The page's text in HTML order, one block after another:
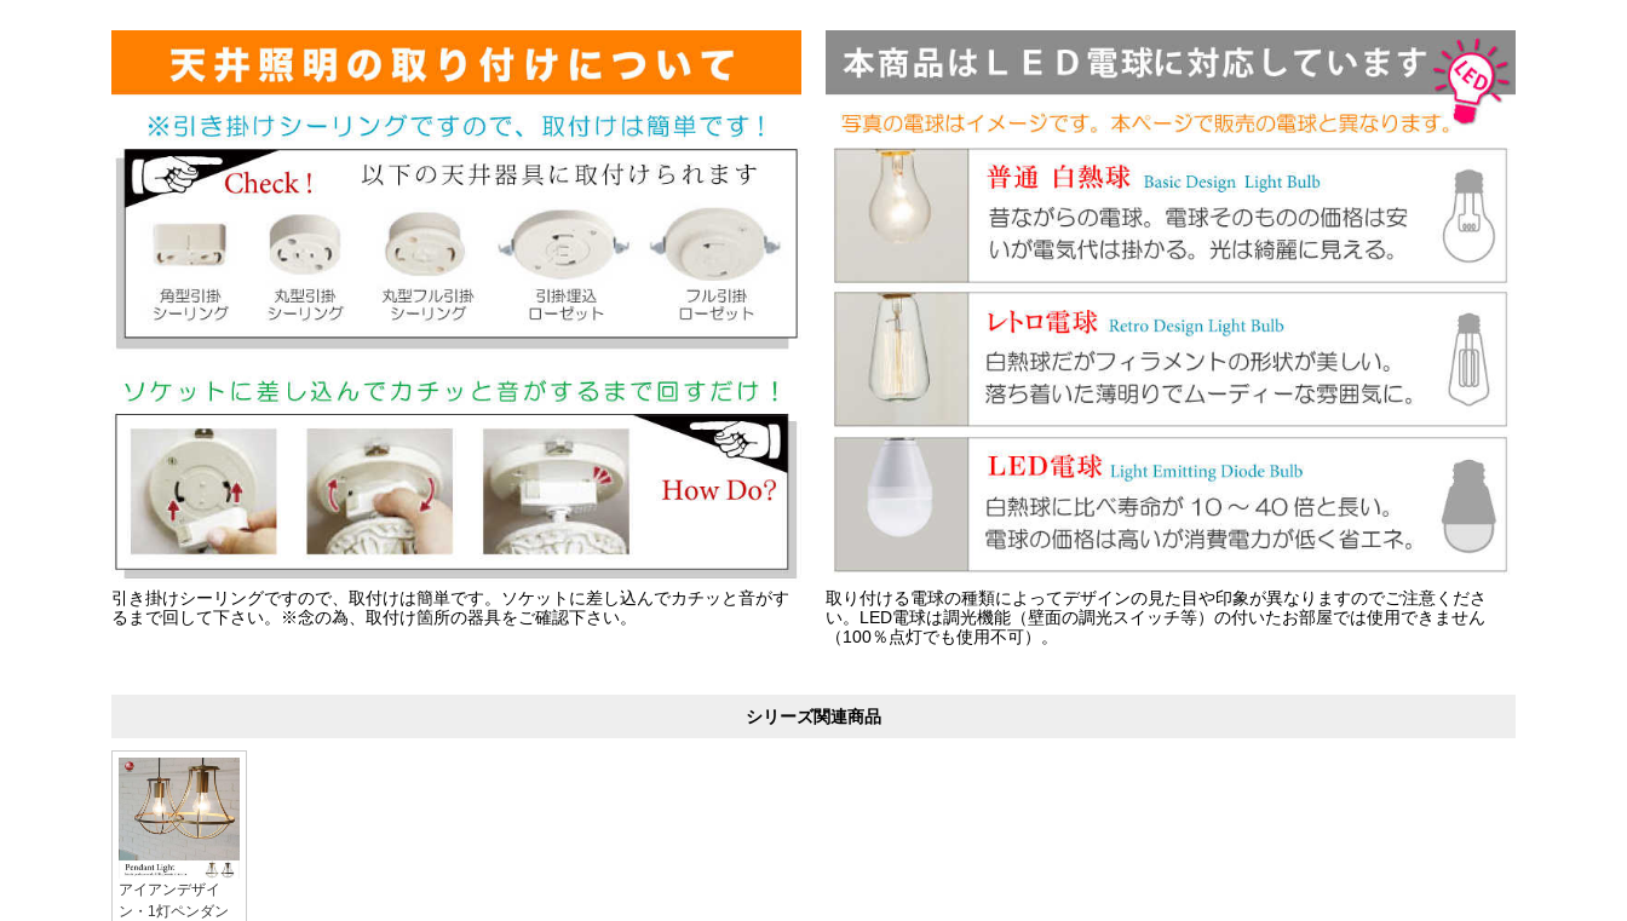
引き掛けシーリングですので、取付けは簡単です。ソケットに差し込んでカチッと音がす
るまで回して下さい。※念の為、取付け箇所の器具をご確認下さい。
取り付ける電球の種類によってデザインの見た目や印象が異なりますのでご注意くださ
い。LED電球は調光機能（壁面の調光スイッチ等）の付いたお部屋では使用できません
（100％点灯でも使用不可）。
シリーズ関連商品
アイアンデザイ
ン・1灯ペンダン